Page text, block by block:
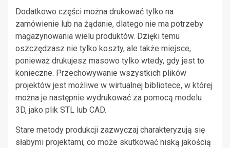
Dodatkowo części można drukować tylko na
zamówienie lub na żądanie, dlatego nie ma potrzeby
magazynowania wielu produktów. Dzięki temu
oszczędzasz nie tylko koszty, ale także miejsce,
ponieważ drukujesz masowo tylko wtedy, gdy jest to
konieczne. Przechowywanie wszystkich plików
projektów jest możliwe w wirtualnej bibliotece, w której
można je następnie wydrukować za pomocą modelu
3D, jako plik STL lub CAD.
Stare metody produkcji zazwyczaj charakteryzują się
słabymi projektami, co może skutkować niską jakością